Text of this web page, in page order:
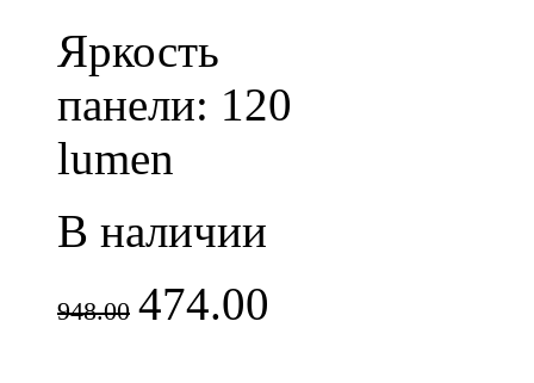
Яркость
панели: 120
lumen
В наличии
948.00 474.00